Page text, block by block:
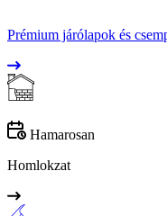
Prémium járólapok és
Hamarosan
Homlokzat